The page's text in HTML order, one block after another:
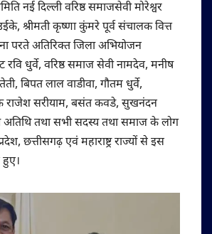
नई दिल्ली वरिष्ठ समाजसेवी मोरेश्वर
श्रीमती कृष्णा कुंमरे पूर्व संचालक वित्त
परते अतिरिक्त जिला अभियोजन
रवि धुर्वे, वरिष्ठ समाज सेवी नामदेव, मनीष
बिपत लाल वाडीवा, गौतम धुर्वे,
राजेश सरीयाम, बसंत कवडे, सुखनंदन
तथा सभी सदस्य तथा समाज के लोग
छत्तीसगढ़ एवं महाराष्ट्र राज्यों से इस
हुए।